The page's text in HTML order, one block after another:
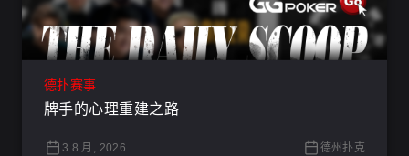
德扑赛事
牌手的心理重建之路
3 8 月, 2026 德州扑克